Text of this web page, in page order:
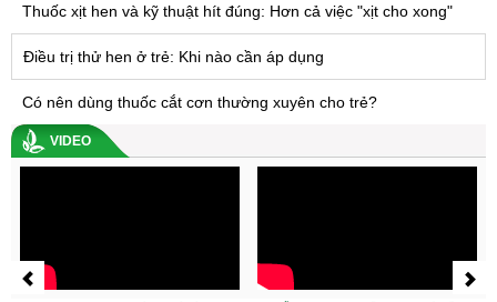
Thuốc xịt hen và kỹ thuật hít đúng: Hơn cả việc "xịt cho xong"
Điều trị thử hen ở trẻ: Khi nào cần áp dụng
Có nên dùng thuốc cắt cơn thường xuyên cho trẻ?
VIDEO